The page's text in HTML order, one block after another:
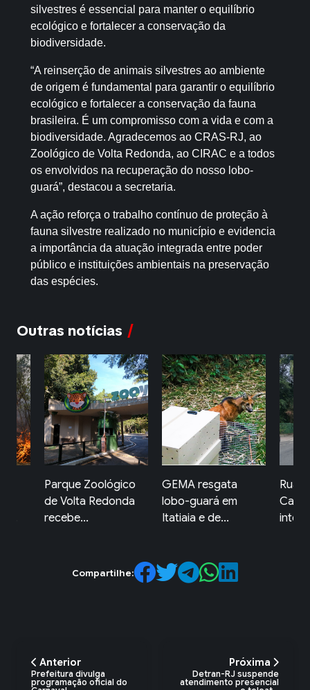
silvestres é essencial para manter o equilíbrio
ecológico e fortalecer a conservação da
biodiversidade.
“A reinserção de animais silvestres ao ambiente
de origem é fundamental para garantir o equilíbrio
ecológico e fortalecer a conservação da fauna
brasileira. É um compromisso com a vida e com a
biodiversidade. Agradecemos ao CRAS-RJ, ao
Zoológico de Volta Redonda, ao CIRAC e a todos
os envolvidos na recuperação do nosso lobo-
guará”, destacou a secretaria.
A ação reforça o trabalho contínuo de proteção à
fauna silvestre realizado no município e evidencia
a importância da atuação integrada entre poder
público e instituições ambientais na preservação
das espécies.
Outras notícias
Parque Zoológico
de Volta Redonda
recebe...
GEMA resgata
lobo-guará em
Itatiaia e de...
Rua
Compartilhe:
Anterior
Prefeitura divulga
programação oficial do
Próxima
Detran-RJ suspende
atendimento presencial